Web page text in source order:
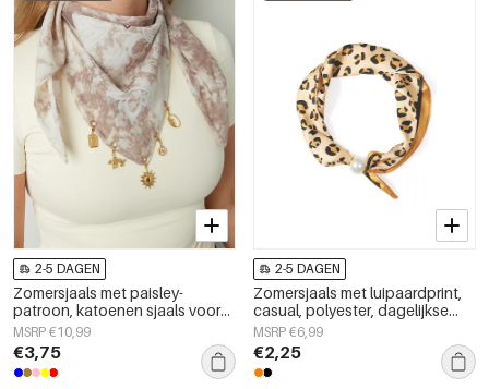
2-5 DAGEN
Zomersjaals met paisley-
patroon, katoenen sjaals voor
dagelijks gebruik.
MSRP €10,99
€3,75
2-5 DAGEN
Zomersjaals met luipaardprint,
casual, polyester, dagelijkse
accessoires
MSRP €6,99
€2,25